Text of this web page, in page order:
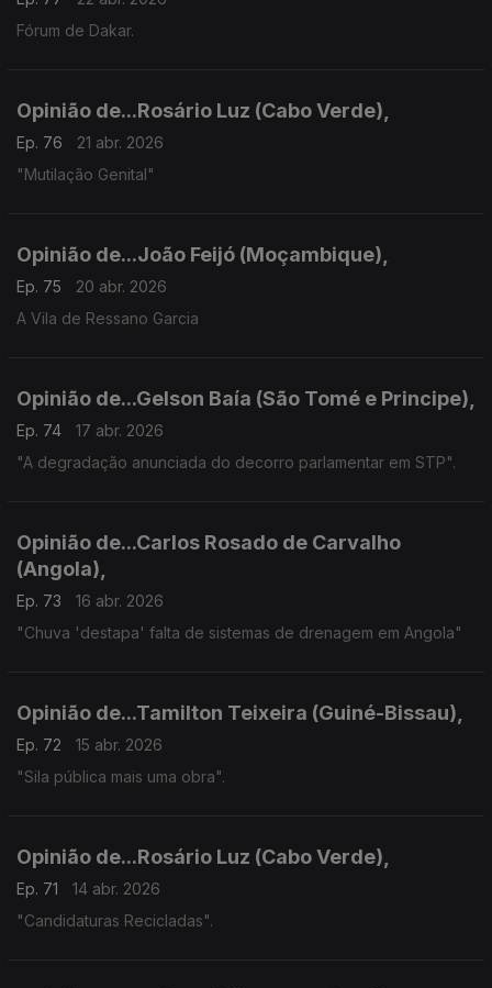
Fórum de Dakar.
Opinião de...Rosário Luz (Cabo Verde),
Ep. 76
21 abr. 2026
"Mutilação Genital"
Opinião de...João Feijó (Moçambique),
Ep. 75
20 abr. 2026
A Vila de Ressano Garcia
Opinião de...Gelson Baía (São Tomé e Principe),
Ep. 74
17 abr. 2026
"A degradação anunciada do decorro parlamentar em STP".
Opinião de...Carlos Rosado de Carvalho
(Angola),
Ep. 73
16 abr. 2026
"Chuva 'destapa' falta de sistemas de drenagem em Angola"
Opinião de...Tamilton Teixeira (Guiné-Bissau),
Ep. 72
15 abr. 2026
"Sila pública mais uma obra".
Opinião de...Rosário Luz (Cabo Verde),
Ep. 71
14 abr. 2026
"Candidaturas Recicladas".